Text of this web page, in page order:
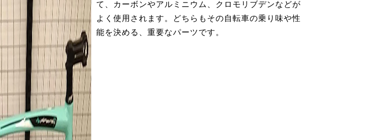
て、カーボンやアルミニウム、クロモリブデンなどが
よく使用されます。どちらもその自転車の乗り味や性
能を決める、重要なパーツです。